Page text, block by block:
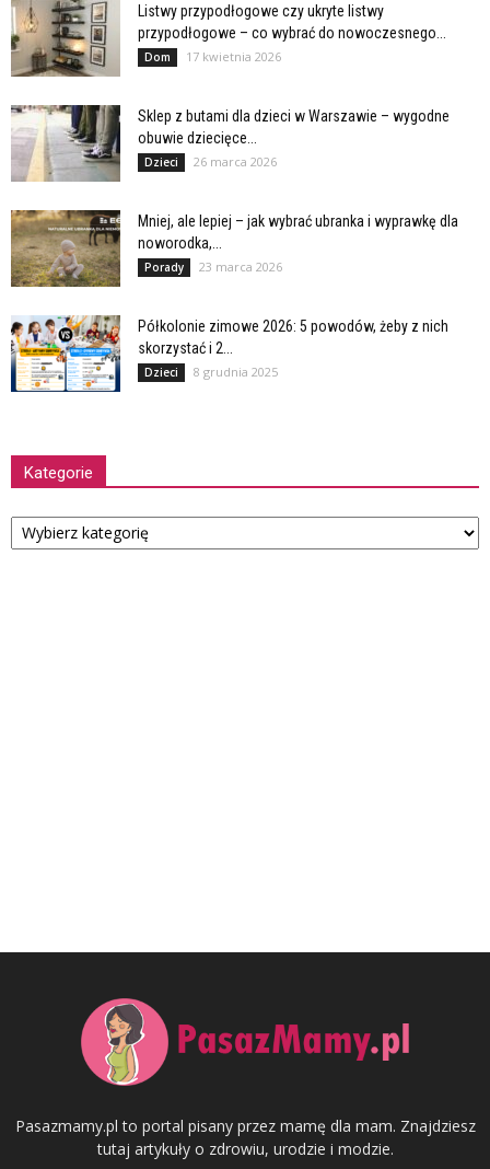
Listwy przypodłogowe czy ukryte listwy
przypodłogowe – co wybrać do nowoczesnego...
Dom 17 kwietnia 2026
Sklep z butami dla dzieci w Warszawie – wygodne
obuwie dziecięce...
Dzieci 26 marca 2026
Mniej, ale lepiej – jak wybrać ubranka i wyprawkę dla
noworodka,...
Porady 23 marca 2026
Półkolonie zimowe 2026: 5 powodów, żeby z nich
skorzystać i 2...
Dzieci 8 grudnia 2025
Kategorie
Kategorie
Pasazmamy.pl to portal pisany przez mamę dla mam. Znajdziesz
tutaj artykuły o zdrowiu, urodzie i modzie.